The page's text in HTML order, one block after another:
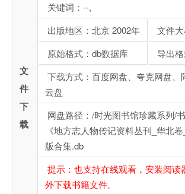
文
件
下
载
关键词：--,
出版地区：北京 2002年
文件
原始格式：db数据库
导出
下载方式：百度网盘、夸克网盘、
云盘
网盘路径：/时光图书馆珍藏系列/
《地方志人物传记资料丛刊_华北
版合集.db
提示：也支持在线观看，安装阅读
外下载书籍文件。